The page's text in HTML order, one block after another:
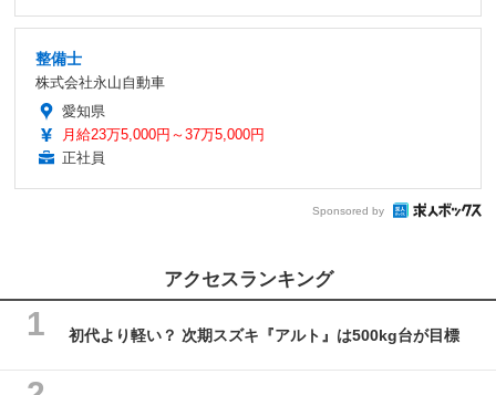
整備士
株式会社永山自動車
愛知県
月給23万5,000円～37万5,000円
正社員
Sponsored by
アクセスランキング
初代より軽い？ 次期スズキ『アルト』は500kg台が目標